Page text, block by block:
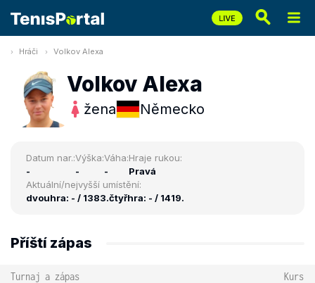
Hráči Volkov Alexa
Volkov Alexa
žena Německo
Datum nar.:
-
Výška:
-
Váha:
-
Hraje rukou:
Pravá
Aktuální/nejvyšší umístění:
dvouhra: - / 1383.čtyřhra: - / 1419.
Příští zápas
Turnaj a zápas Kurs